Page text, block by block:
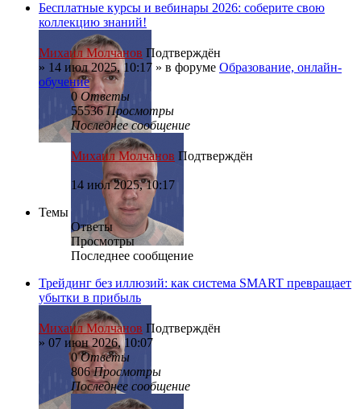
Бесплатные курсы и вебинары 2026: соберите свою
коллекцию знаний!
Михаил Молчанов Подтверждён
» 14 июл 2025, 10:17 » в форуме Образование, онлайн-
обучение
0 Ответы
55536Просмотры
Последнее сообщение
Михаил Молчанов Подтверждён
14 июл 2025, 10:17
Темы
Ответы
Просмотры
Последнее сообщение
Трейдинг без иллюзий: как система SMART превращает
убытки в прибыль
Михаил Молчанов Подтверждён
» 07 июн 2026, 10:07
0Ответы
806Просмотры
Последнее сообщение